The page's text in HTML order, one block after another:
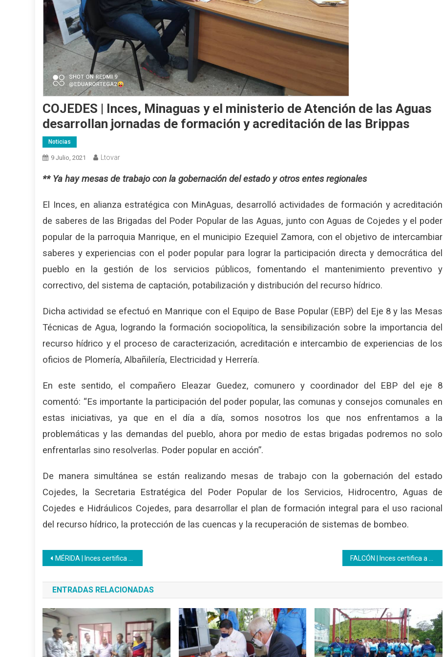
COJEDES | Inces, Minaguas y el ministerio de Atención de las Aguas
desarrollan jornadas de formación y acreditación de las Brippas
Noticias
9 Julio, 2021 Ltovar
** Ya hay mesas de trabajo con la gobernación del estado y otros entes regionales
El Inces, en alianza estratégica con MinAguas, desarrolló actividades de formación y acreditación
de saberes de las Brigadas del Poder Popular de las Aguas, junto con Aguas de Cojedes y el poder
popular de la parroquia Manrique, en el municipio Ezequiel Zamora, con el objetivo de intercambiar
saberes y experiencias con el poder popular para lograr la participación directa y democrática del
pueblo en la gestión de los servicios públicos, fomentando el mantenimiento preventivo y
correctivo, del sistema de captación, potabilización y distribución del recurso hídrico.
Dicha actividad se efectuó en Manrique con el Equipo de Base Popular (EBP) del Eje 8 y las Mesas
Técnicas de Agua, logrando la formación sociopolítica, la sensibilización sobre la importancia del
recurso hídrico y el proceso de caracterización, acreditación e intercambio de experiencias de los
oficios de Plomería, Albañilería, Electricidad y Herrería.
En este sentido, el compañero Eleazar Guedez, comunero y coordinador del EBP del eje 8
comentó: “Es importante la participación del poder popular, las comunas y consejos comunales en
estas iniciativas, ya que en el día a día, somos nosotros los que nos enfrentamos a la
problemáticas y las demandas del pueblo, ahora por medio de estas brigadas podremos no solo
enfrentarlas sino resolverlas. Poder popular en acción”.
De manera simultánea se están realizando mesas de trabajo con la gobernación del estado
Cojedes, la Secretaria Estratégica del Poder Popular de los Servicios, Hidrocentro, Aguas de
Cojedes e Hidráulicos Cojedes, para desarrollar el plan de formación integral para el uso racional
del recurso hídrico, la protección de las cuencas y la recuperación de sistemas de bombeo.
Navegación
de
entradas
MÉRIDA | Inces certifica a estudiantes de la Misión Robinson en varios oficios
ENTRADAS RELACIONADAS